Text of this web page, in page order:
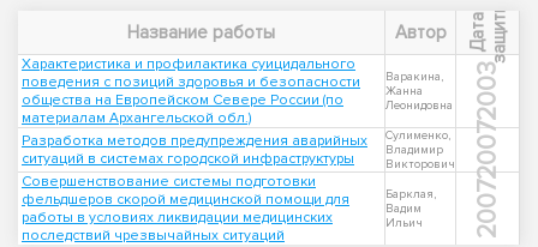
Название работы Автор Д
а
т
а
з
а
щ
и
т ы
Характеристика и профилактика суицидального
поведения с позиций здоровья и безопасности
общества на Европейском Севере России (по
материалам Архангельской обл.)
Варакина,
Жанна
Леонидовна
2003
Разработка методов предупреждения аварийных
ситуаций в системах городской инфраструктуры
Сулименко,
Владимир
Викторович
2007
Совершенствование системы подготовки
фельдшеров скорой медицинской помощи для
работы в условиях ликвидации медицинских
последствий чрезвычайных ситуаций
Барклая,
Вадим
Ильич
2007